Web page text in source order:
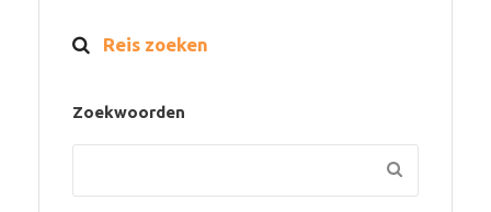
Reis zoeken
Zoekwoorden